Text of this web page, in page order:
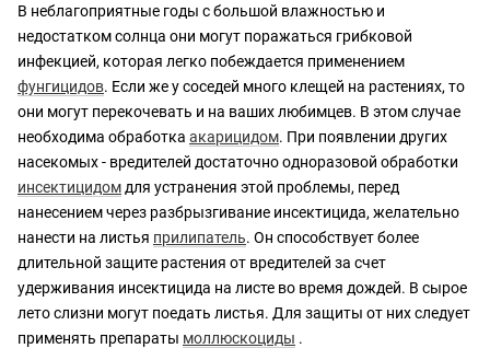
В неблагоприятные годы с большой влажностью и
недостатком солнца они могут поражаться грибковой
инфекцией, которая легко побеждается применением
фунгицидов. Если же у соседей много клещей на растениях, то
они могут перекочевать и на ваших любимцев. В этом случае
необходима обработка акарицидом. При появлении других
насекомых - вредителей достаточно одноразовой обработки
инсектицидом для устранения этой проблемы, перед
нанесением через разбрызгивание инсектицида, желательно
нанести на листья прилипатель. Он способствует более
длительной защите растения от вредителей за счет
удерживания инсектицида на листе во время дождей. В сырое
лето слизни могут поедать листья. Для защиты от них следует
применять препараты моллюскоциды .